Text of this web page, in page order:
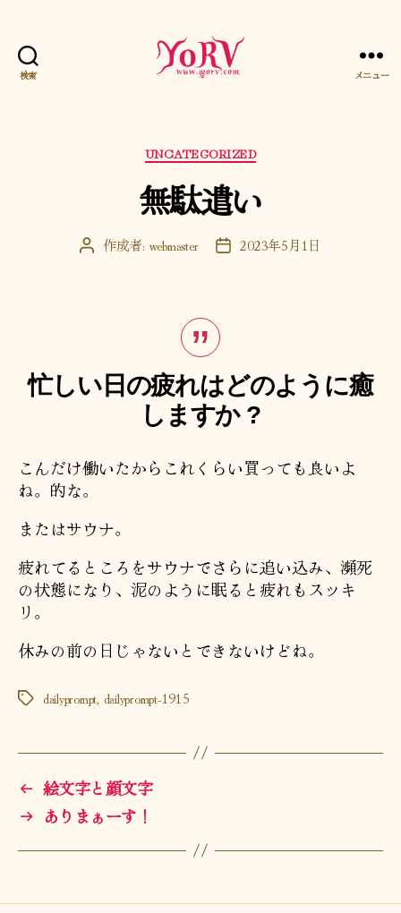
検索 メニュー
カ
テ
ゴ
リ
UNCATEGORIZED
無駄遣い
投 作成者: webmaster
投 2023年5月1日
忙しい日の疲れはどのように癒
しますか ?
こんだけ働いたからこれくらい買っても良いよ
ね。的な。
またはサウナ。
疲れてるところをサウナでさらに追い込み、瀕死
の状態になり、泥のように眠ると疲れもスッキ
リ。
休みの前の日じゃないとできないけどね。
タ
dailyprompt, dailyprompt-1915
← 絵文字と顔文字
→ ありまぁーす！